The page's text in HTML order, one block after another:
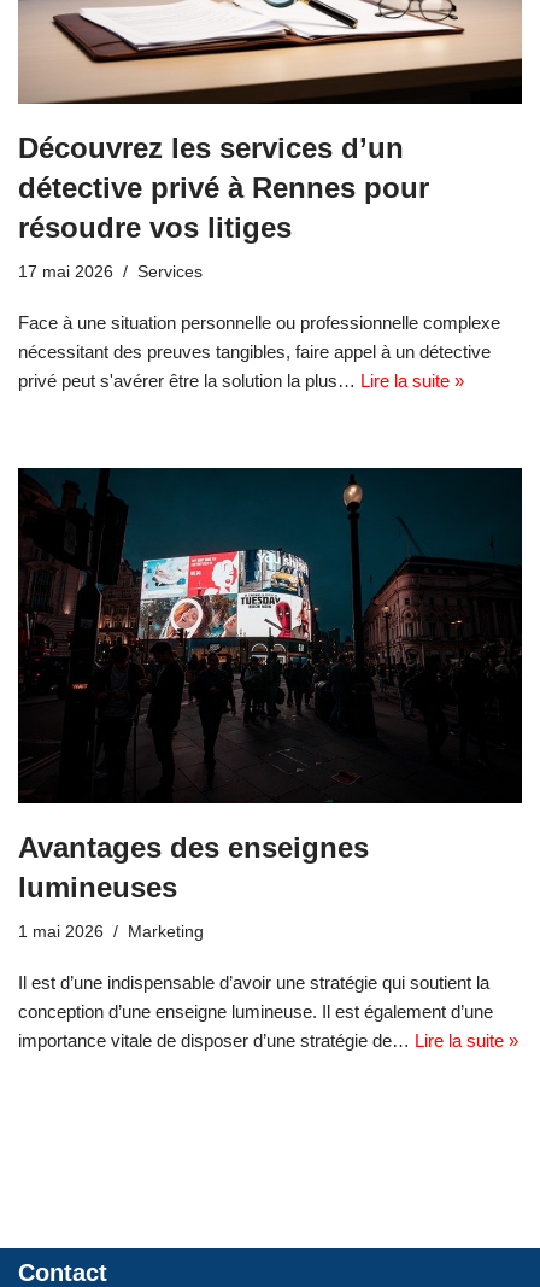
Découvrez les services d’un
détective privé à Rennes pour
résoudre vos litiges
17 mai 2026 Services
Face à une situation personnelle ou professionnelle complexe
nécessitant des preuves tangibles, faire appel à un détective
privé peut s'avérer être la solution la plus… Lire la suite »
Avantages des enseignes
lumineuses
1 mai 2026 Marketing
Il est d’une indispensable d’avoir une stratégie qui soutient la
conception d’une enseigne lumineuse. Il est également d’une
importance vitale de disposer d’une stratégie de… Lire la suite »
Contact